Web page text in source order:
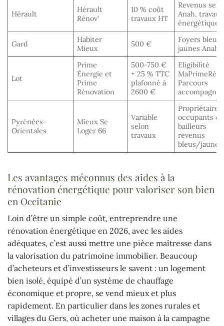
Hérault
Hérault
Rénov’
10 % coût
travaux HT
Revenus
Anah, travaux
énergétiques
Gard
Habiter
Mieux
500 €
Fo yers bleus
jaunes Anah
Lot
Prime
Énergie et
Prime
Rénovation
500-750 €
+ 25 % TTC
plafonné à
2600 €
Eligibilité
Parcours
accompagné
Pyrénées-
Orientales
Mieux Se
Loger 66
Variable
selon
travaux
Propriétaires
occupants et
bailleurs
revenus
bleus/jaunes
Les avantages méconnus des aides à la
rénovation énergétique pour valoriser son bien
en Occitanie
Loin d’être un simple coût, entreprendre une
rénovation énergétique en 2026, avec les aides
adéquates, c’est aussi mettre une pièce maîtresse dans
la valorisation du patrimoine immobilier. Beaucoup
d’acheteurs et d’investisseurs le savent : un logement
bien isolé, équipé d’un système de chauffage
économique et propre, se vend mieux et plus
rapidement. En particulier dans les zones rurales et
villages du Gers, où acheter une maison à la campagne